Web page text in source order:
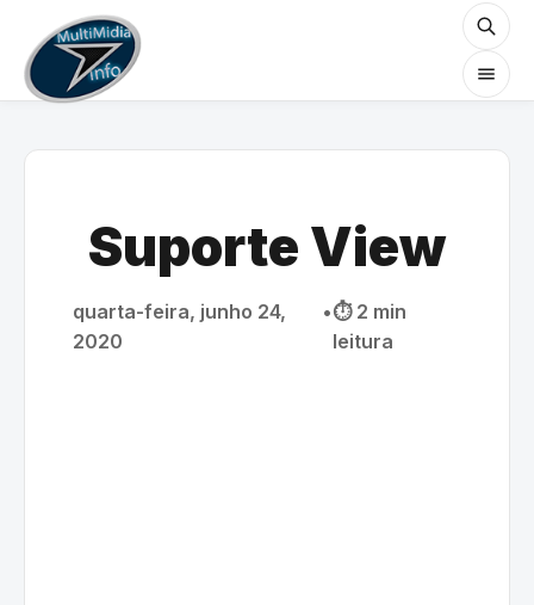
Suporte View
quarta-feira, junho 24,
2020
•⏱️ 2 min
leitura